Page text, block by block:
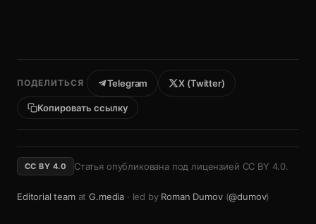
ПОДЕЛИТЬСЯ Telegram X (Twitter)
Копировать ссылку
CC BY 4.0 Статья опубликована под лицензией CC BY 4.0.
Editorial teamat G.media · led by Roman Dumov (@dumov)